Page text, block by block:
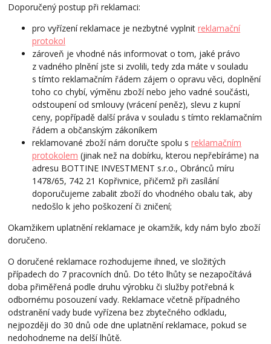
Doporučený postup při reklamaci:
pro vyřízení reklamace je nezbytné vyplnitreklamační
protokol
zároveň je vhodné nás informovat o tom, jaké právo
z vadného plnění jste si zvolili, tedy zda máte v souladu
s tímto reklamačním řádem zájem o opravu věci, doplnění
toho co chybí, výměnu zboží nebo jeho vadné součásti,
odstoupení od smlouvy (vrácení peněz), slevu z kupní
ceny, popřípadě další práva v souladu s tímto reklamačním
řádem a občanským zákoníkem
reklamované zboží nám doručte spolu sreklamačním
protokolem (jinak než na dobírku, kterou nepřebíráme) na
adresu BOTTINE INVESTMENT s.r.o., Obránců míru
1478/65, 742 21 Kopřivnice, přičemž při zasílání
doporučujeme zabalit zboží do vhodného obalu tak, aby
nedošlo k jeho poškození či zničení;
Okamžikem uplatnění reklamace je okamžik, kdy nám bylo zboží
doručeno.
O doručené reklamace rozhodujeme ihned, ve složitých
případech do 7 pracovních dnů. Do této lhůty se nezapočítává
doba přiměřená podle druhu výrobku či služby potřebná k
odbornému posouzení vady. Reklamace včetně případného
odstranění vady bude vyřízena bez zbytečného odkladu,
nejpozději do 30 dnů ode dne uplatnění reklamace, pokud se
nedohodneme na delší lhůtě.